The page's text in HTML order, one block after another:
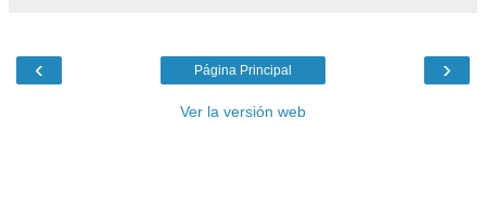
‹ ›
Página Principal
Ver la versión web